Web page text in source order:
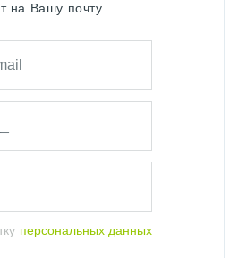
на Вашу почту
персональных данных